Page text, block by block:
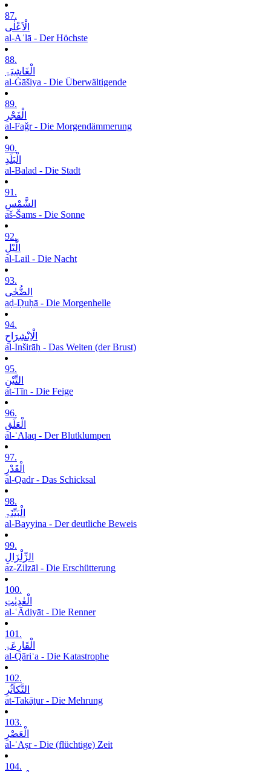
87.
الْاَعْلٰی
al-Aʿlā - Der Höchste
88.
الْغَاشِیَۃِ
al-Ġāšiya - Die Überwältigende
89.
الْفَجْرِ
al-Faǧr - Die Morgendämmerung
90.
الْبَلَدِ
al-Balad - Die Stadt
91.
الشَّمْسِ
aš-Šams - Die Sonne
92.
الَّیْلِ
al-Lail - Die Nacht
93.
الضُّحٰی
aḍ-Ḍuḥā - Die Morgenhelle
94.
الْاِنْشِرَاحِ
al-Inširāḥ - Das Weiten (der Brust)
95.
التِّیْنِ
at-Tīn - Die Feige
96.
الْعَلَقِ
al-ʿAlaq - Der Blutklumpen
97.
الْقَدْرِ
al-Qadr - Das Schicksal
98.
الْبَیِّنَۃِ
al-Bayyina - Der deutliche Beweis
99.
الزِّلْزَالِ
az-Zilzāl - Die Erschütterung
100.
الْعٰدِیٰتِ
al-ʿĀdiyāt - Die Renner
101.
الْقَارِعَۃِ
al-Qāriʿa - Die Katastrophe
102.
التَّکاَثُرِ
at-Takāṯur - Die Mehrung
103.
الْعَصْرِ
al-ʿAṣr - Die (flüchtige) Zeit
104.